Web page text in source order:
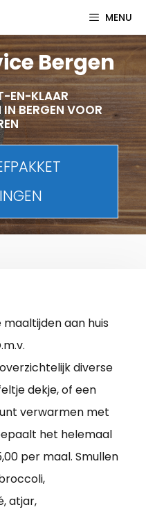
MENU
Bergen
EN-KLAAR
BERGEN VOOR
aan huis
diverse
dekje, of een
verwarmen met
het helemaal
per maal. Smullen
atjar,